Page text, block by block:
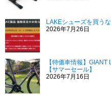
LAKEシューズを買うな
2026年7月26日
【特価車情報】
【サマーセール】
2026年7月16日